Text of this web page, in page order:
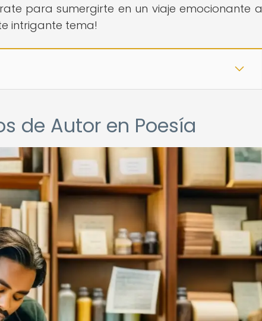
para sumergirte en un viaje emocionante a
intrigante tema!
de Autor en Poesía